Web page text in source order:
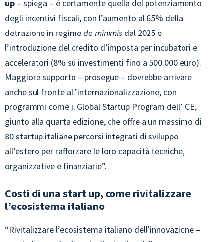
up – spiega – è certamente quella del potenziamento
degli incentivi fiscali, con l’aumento al 65% della
detrazione in regimede minimis dal 2025 e
l’introduzione del credito d’imposta per incubatori e
acceleratori (8% su investimenti fino a 500.000 euro).
Maggiore supporto – prosegue – dovrebbe arrivare
anche sul fronte all’internazionalizzazione, con
programmi come il Global Startup Program dell’ICE,
giunto alla quarta edizione, che offre a un massimo di
80 startup italiane percorsi integrati di sviluppo
all’estero per rafforzare le loro capacità tecniche,
organizzative e finanziarie”.
Costi di una start up, come rivitalizzare
l’ecosistema italiano
“Rivitalizzare l’ecosistema italiano dell’innovazione –